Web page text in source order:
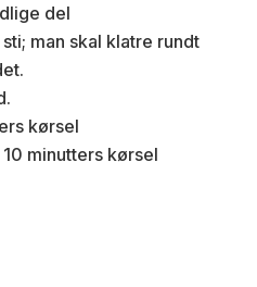
del
man skal klatre rundt
kørsel
minutters kørsel